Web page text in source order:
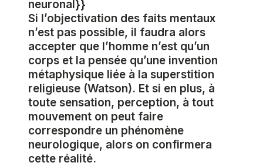
neuronal}}
Si l’objectivation des faits mentaux
n’est pas possible, il faudra alors
accepter que l’homme n’est qu’un
corps et la pensée qu’une invention
métaphysique liée à la superstition
religieuse (Watson). Et si en plus, à
toute sensation, perception, à tout
mouvement on peut faire
correspondre un phénomène
neurologique, alors on confirmera
cette réalité.